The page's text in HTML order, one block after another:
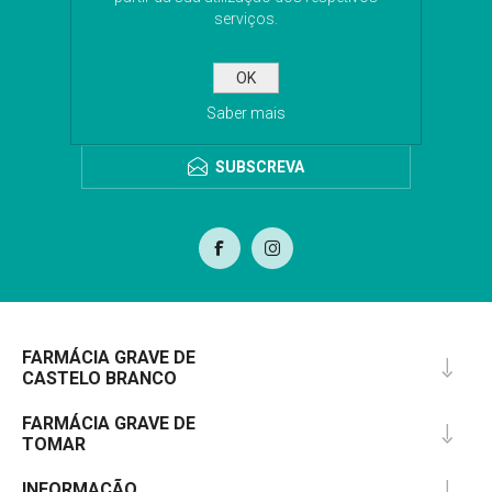
Subscreva a nossa newsletter para receber as
para o envio da newsletter.
SUBSCREVA
FARMÁCIA GRAVE DE
CASTELO BRANCO
FARMÁCIA GRAVE DE
TOMAR
serviços.
OK
Saber mais